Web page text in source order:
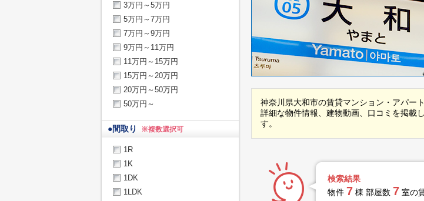
神奈川県大和市の賃貸マンション・アパー
詳細な物件情報、建物動画、口コミを掲載
す。
検索結果
物件 7 棟 部屋数 7 室の
3万円～5万円
5万円～7万円
7万円～9万円
9万円～11万円
11万円～15万円
15万円～20万円
20万円～50万円
50万円～
●間取り ※複数選択可
1R
1K
1DK
1LDK